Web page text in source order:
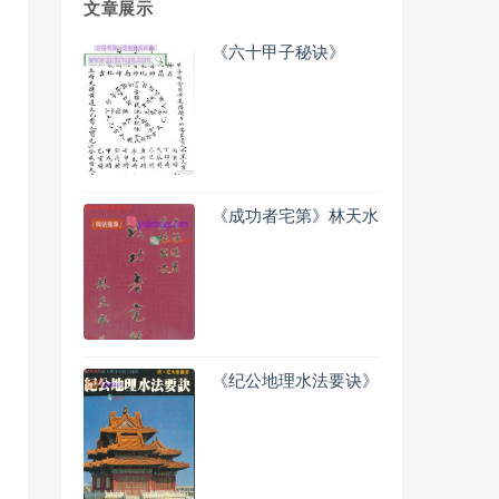
文章展示
《六十甲子秘诀》
《成功者宅第》林天水
《纪公地理水法要诀》